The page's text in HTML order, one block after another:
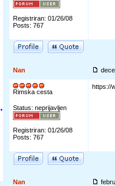
.
Registriran: 01/26/08
Posts: 767
Nan
Rimska cesta
Status: neprijavljen
Registriran: 01/26/08
Posts: 767
https://
Nan